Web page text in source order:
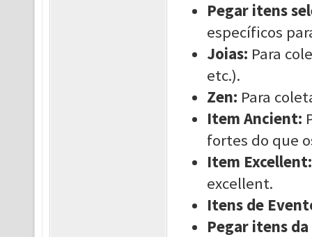
Pegar itens
específicos
Joias: Para
etc.).
Zen: Para
Item Ancient:
fortes do que
Item Excellent:
excellent.
Itens de
Pegar itens